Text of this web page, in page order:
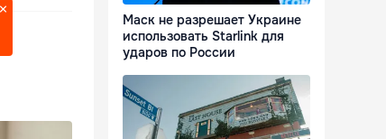
Маск не разрешает Украине
использовать Starlink для
ударов по России